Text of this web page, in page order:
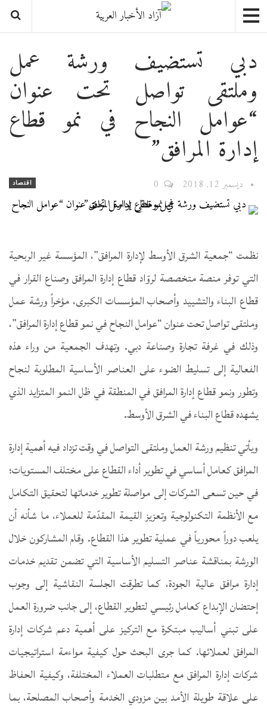
دبي تستضيف ورشة عمل
وملتقى تواصل تحت عنوان
“عوامل النجاح في نمو قطاع
إدارة المرافق”
اقتصاد ديسمبر 12, 2018
نظمت “جمعية الشرق الأوسط لإدارة المرافق”، المؤسسة غير الربحية
التي توفر منصة متخصصة لروّاد قطاع إدارة المرافق وصناع القرار في
قطاع البناء والتشييد وأصحاب المؤسسات الكبرى، مؤخراً ورشة عمل
وملتقى تواصل تحت عنوان “عوامل النجاح في نمو قطاع إدارة المرافق”،
وذلك في غرفة تجارة وصناعة دبي. وتهدف الجمعية من وراء هذه
الفعالية إلى تسليط الضوء على العناصر الأساسية المطلوبة لنجاح
وتطور ونمو قطاع إدارة المرافق في المنطقة في ظل النمو المتزايد الذي
يشهده قطاع البناء في الشرق الأوسط.
ويأتي تنظيم ورشة العمل وملتقى التواصل في وقت تزداد فيه أهمية إدارة
المرافق كعامل أساسي في تطوير أداء القطاع على مختلف المستويات؛
في حين تسعى الشركات إلى مواصلة تطوير خدماتها لتحقيق التكامل
مع الأنظمة التكنولوجية وتعزيز القيمة المقدّمة للعملاء، ما شأنه أن
يلعب دوراً محورياً في عملية تطوير هذا القطاع. وقام المشاركون خلال
الورشة بمناقشة عناصر التسليم الأساسية التي تضمن تقديم خدمات
إدارة مرافق عالية الجودة، كما تطرقت الجلسة النقاشية إلى وجوب
إحتضان الإبداع كعامل رئيسي لتطوير القطاع، إلى جانب ضرورة العمل
على تبني أساليب مبتكرة مع التركيز على أهمية دعم شركات إدارة
المرافق لعملائها. كما جرى البحث حول كيفية مواءمة استراتيجيات
شركات إدارة المرافق مع متطلبات العملاء المختلفة، وكيفية الحفاظ
على علاقة طويلة الأمد بين مزودي الخدمة وأصحاب المصلحة، بما